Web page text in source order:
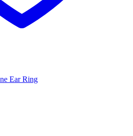
Ear Ring